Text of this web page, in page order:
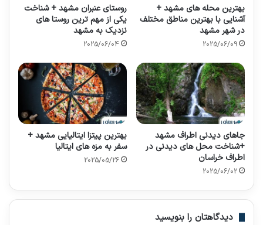
بهترین محله های مشهد +
آشنایی با بهترین مناطق مختلف
در شهر مشهد
2025/06/09
روستای عنبران مشهد + شناخت
یکی از مهم ترین روستا های
نزدیک به مشهد
2025/06/04
جاهای دیدنی اطراف مشهد
+شناخت محل های دیدنی در
اطراف خراسان
2025/06/02
بهترین پیتزا ایتالیایی مشهد +
سفر به مزه های ایتالیا
2025/05/26
دیدگاهتان را بنویسید